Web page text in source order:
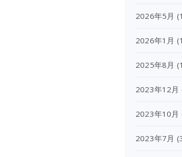
2026年5月
2026年1月
2025年8月
2023年12月
2023年10月
2023年7月